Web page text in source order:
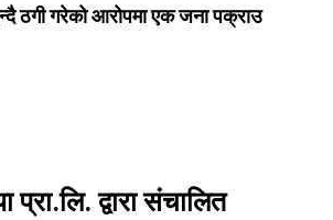
ठगी गरेको आरोपमा एक जना पक्राउ
प्रा.लि. द्वारा संचालित